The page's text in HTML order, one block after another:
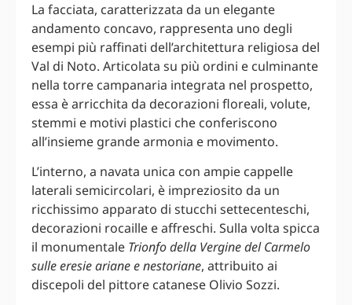
La facciata, caratterizzata da un elegante
andamento concavo, rappresenta uno degli
esempi più raffinati dell’architettura religiosa del
Val di Noto. Articolata su più ordini e culminante
nella torre campanaria integrata nel prospetto,
essa è arricchita da decorazioni floreali, volute,
stemmi e motivi plastici che conferiscono
all’insieme grande armonia e movimento.
L’interno, a navata unica con ampie cappelle
laterali semicircolari, è impreziosito da un
ricchissimo apparato di stucchi settecenteschi,
decorazioni rocaille e affreschi. Sulla volta spicca
il monumentale Trionfo della Vergine del Carmelo
sulle eresie ariane e nestoriane, attribuito ai
discepoli del pittore catanese Olivio Sozzi.